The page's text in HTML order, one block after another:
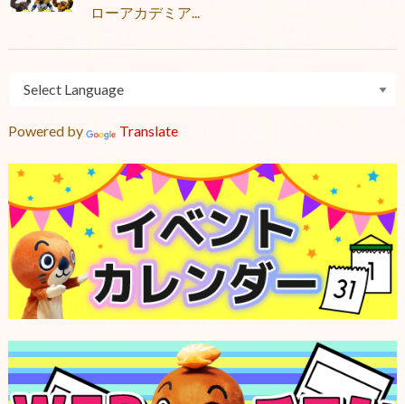
ローアカデミア...
Powered by Translate